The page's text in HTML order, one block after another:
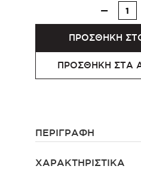
ΠΡΟΣΘΗΚΗ
ΠΡΟΣΘΗΚΗ ΣΤΑ
ΠΕΡΙΓΡΑΦΗ
ΧΑΡΑΚΤΗΡΙΣΤΙΚΑ